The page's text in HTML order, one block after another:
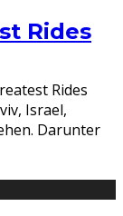
Rides
Rides
Israel,
Darunter